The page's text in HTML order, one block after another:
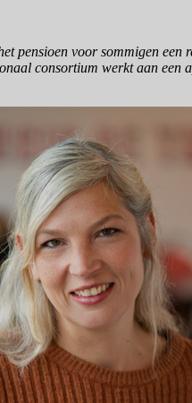
pensioen voor sommigen een
consortium werkt aan een